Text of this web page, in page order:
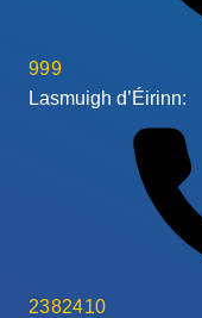
999
Lasmuigh d’Éirinn:
2382410